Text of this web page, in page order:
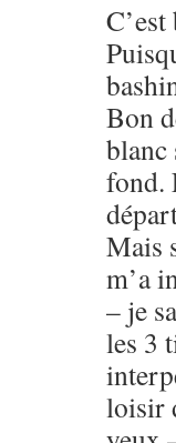
Bon
blanc
fond.
Mais
m’a
– je
les 3
loisir